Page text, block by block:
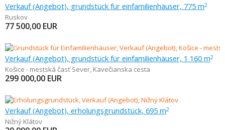
Verkauf (Angebot), grundstück für einfamilienhäuser, 775 m2
Ruskov
77 500,00 EUR
Verkauf (Angebot), grundstück für einfamilienhäuser, 1 160 m2
Košice - mestská časť Sever, Kavečianska cesta
299 000,00 EUR
Verkauf (Angebot), erholungsgrundstück, 695 m2
Nižný Klátov